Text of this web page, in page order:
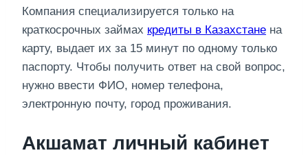
Компания специализируется только на
краткосрочных займах кредиты в Казахстане на
карту, выдает их за 15 минут по одному только
паспорту. Чтобы получить ответ на свой вопрос,
нужно ввести ФИО, номер телефона,
электронную почту, город проживания.
Акшамат личный кабинет